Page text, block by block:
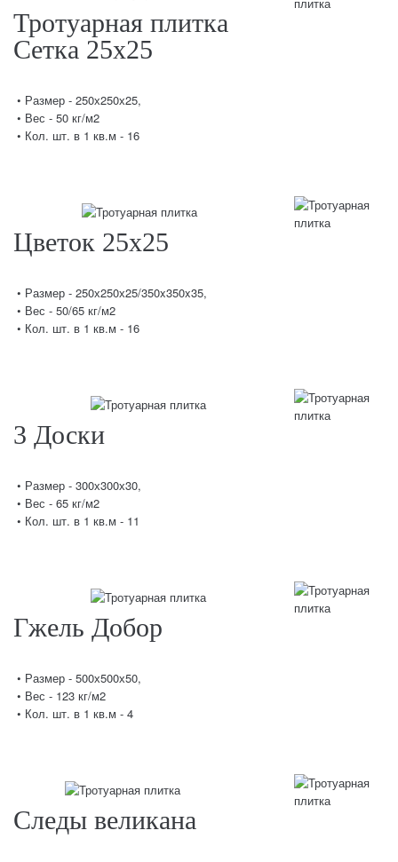
Тротуарная плитка
Сетка 25х25
• Размер - 250х250х25,
• Вес - 50 кг/м2
• Кол. шт. в 1 кв.м - 16
Цветок 25х25
• Размер - 250х250х25/350x350x35,
• Вес - 50/65 кг/м2
• Кол. шт. в 1 кв.м - 16
3 Доски
• Размер - 300х300х30,
• Вес - 65 кг/м2
• Кол. шт. в 1 кв.м - 11
Гжель Добор
• Размер - 500х500х50,
• Вес - 123 кг/м2
• Кол. шт. в 1 кв.м - 4
Следы великана